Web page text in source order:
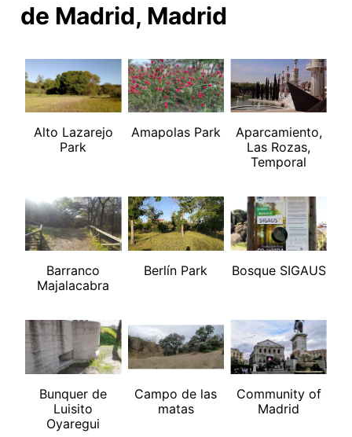
de Madrid, Madrid
Alto Lazarejo
Park
Amapolas Park
Aparcamiento,
Las Rozas,
Temporal
Barranco
Majalacabra
Berlín Park Bosque SIGAUS
Bunquer de
Luisito
Oyaregui
Campo de las
matas
Community of
Madrid